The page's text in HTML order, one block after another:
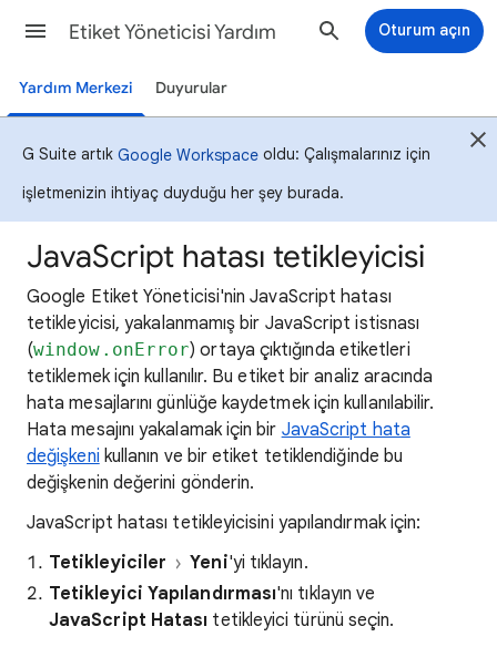
Etiket Yöneticisi Yardım Oturum açın
Yardım Merkezi Duyurular
G Suite artık Google Workspace oldu: Çalışmalarınız için
işletmenizin ihtiyaç duyduğu her şey burada.
JavaScript hatası tetikleyicisi
Google Etiket Yöneticisi'nin JavaScript hatası
tetikleyicisi, yakalanmamış bir JavaScript istisnası
(window.onError) ortaya çıktığında etiketleri
tetiklemek için kullanılır. Bu etiket bir analiz aracında
hata mesajlarını günlüğe kaydetmek için kullanılabilir.
Hata mesajını yakalamak için bir JavaScript hata
değişkeni kullanın ve bir etiket tetiklendiğinde bu
değişkenin değerini gönderin.
JavaScript hatası tetikleyicisini yapılandırmak için:
Tetikleyiciler
Yeni'yi tıklayın.
Tetikleyici Yapılandırması'nı tıklayın ve
JavaScript Hatası tetikleyici türünü seçin.